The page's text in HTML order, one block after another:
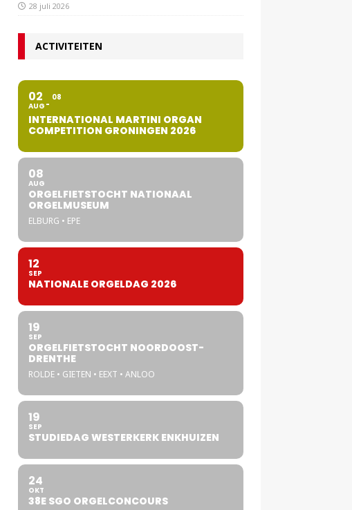
28 juli 2026
ACTIVITEITEN
02
AUG
08
INTERNATIONAL MARTINI ORGAN
COMPETITION GRONINGEN 2026
08
AUG
ORGELFIETSTOCHT NATIONAAL
ORGELMUSEUM
ELBURG • EPE
12
SEP
NATIONALE ORGELDAG 2026
19
SEP
ORGELFIETSTOCHT NOORDOOST-
DRENTHE
ROLDE • GIETEN • EEXT • ANLOO
19
SEP
STUDIEDAG WESTERKERK ENKHUIZEN
24
OKT
38E SGO ORGELCONCOURS